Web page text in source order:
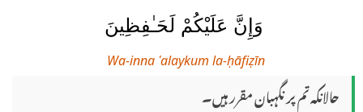
وَإِنَّ عَلَيْكُمْ لَحَـٰفِظِينَ
Wa-inna ʿalaykum la-ḥāfiẓīn
حالانکہ تم پر نگہبان مقرر ہیں۔